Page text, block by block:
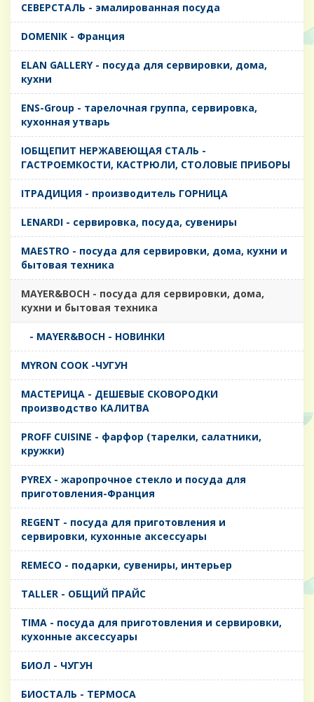
CЕВЕРСТАЛЬ - эмалированная посуда
DOMENIK - Франция
ELAN GALLERY - посуда для сервировки, дома,
кухни
ENS-Group - тарелочная группа, сервировка,
кухонная утварь
IОБЩЕПИТ НЕРЖАВЕЮЩАЯ СТАЛЬ -
ГАСТРОЕМКОСТИ, КАСТРЮЛИ, СТОЛОВЫЕ ПРИБОРЫ
IТРАДИЦИЯ - производитель ГОРНИЦА
LENARDI - сервировка, посуда, сувениры
MAESTRO - посуда для сервировки, дома, кухни и
бытовая техника
MAYER&BOCH - посуда для сервировки, дома,
кухни и бытовая техника
- MAYER&BOCH - НОВИНКИ
MYRON COOK -ЧУГУН
MАСТЕРИЦА - ДЕШЕВЫЕ СКОВОРОДКИ
производство КАЛИТВА
PROFF CUISINE - фарфор (тарелки, салатники,
кружки)
PYREX - жаропрочное стекло и посуда для
приготовления-Франция
REGENT - посуда для приготовления и
сервировки, кухонные аксессуары
REMECO - подарки, сувениры, интерьер
TALLER - ОБЩИЙ ПРАЙС
TIMA - посуда для приготовления и сервировки,
кухонные аксессуары
БИОЛ - ЧУГУН
БИОСТАЛЬ - ТЕРМОСА